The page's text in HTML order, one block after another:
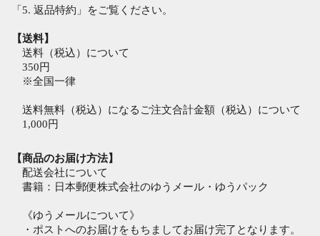
「5. 返品特約」をご覧ください。
【送料】
送料（税込）について
350円
※全国一律
送料無料（税込）になるご注文合計金額（税込）について
1,000円
【商品のお届け方法】
配送会社について
書籍：日本郵便株式会社のゆうメール・ゆうパック
《ゆうメールについて》
・ポストへのお届けをもちましてお届け完了となります。